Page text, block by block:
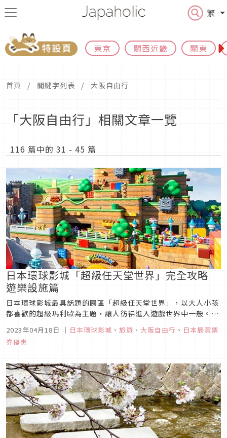
繁
東京 關西近畿 關東
首頁 關鍵字列表 大阪自由行
「大阪自由行」相關文章一覽
116 篇中的 31 - 45 篇
日本環球影城「超級任天堂世界」完全攻略
遊樂設施篇
日本環球影城最具話題的園區「超級任天堂世界」，以大人小孩
都喜歡的超級瑪利歐為主題，讓人彷彿進入遊戲世界中一般。本
間，也詳細介紹遊樂設施，包含真實瑪利歐賽車「庫巴的挑戰
書」及「耀西冒險」
2023年04月18日 ｜ 日本環球影城 、 旅遊 、 大阪自由行 、 日本展演票
券優惠